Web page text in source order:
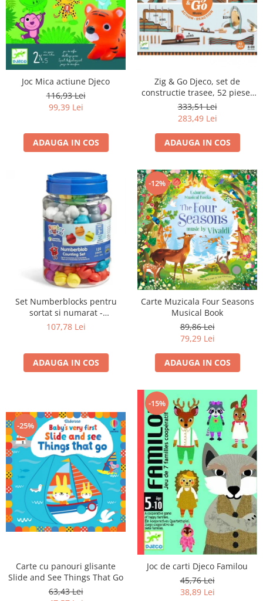
Joc Mica actiune Djeco
116,93 Lei
99,39 Lei
ADAUGA IN COS
Zig & Go Djeco, set de
constructie trasee, 52 piese-
Muzica
333,51 Lei
283,49 Lei
ADAUGA IN COS
Set Numberblocks pentru
sortat si numarat -
Numberblob
107,78 Lei
ADAUGA IN COS
-12%
Carte Muzicala Four Seasons
Musical Book
89,86 Lei
79,29 Lei
ADAUGA IN COS
-25%
Carte cu panouri glisante
Slide and See Things That Go
63,43 Lei
-15%
Joc de carti Djeco Familou
45,76 Lei
38,89 Lei